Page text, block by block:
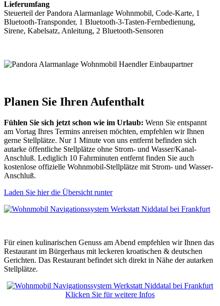
Lieferumfang
Steuerteil der Pandora Alarmanlage Wohnmobil, Code-Karte, 1
Bluetooth-Transponder, 1 Bluetooth-3-Tasten-Fernbedienung,
Sirene, Kabelsatz, Anleitung, 2 Bluetooth-Sensoren
Planen Sie Ihren Aufenthalt
Fühlen Sie sich jetzt schon wie im Urlaub: Wenn Sie entspannt
am Vortag Ihres Termins anreisen möchten, empfehlen wir Ihnen
gerne Stellplätze. Nur 1 Minute von uns entfernt befinden sich
autarke öffentliche Stellplätze ohne Strom- und Wasser/Kanal-
Anschluß. Lediglich 10 Fahrminuten entfernt finden Sie auch
kostenlose offizielle Wohnmobil-Stellplätze mit Strom- und Wasser-
Anschluß.
Laden Sie hier die Übersicht runter
Für einen kulinarischen Genuss am Abend empfehlen wir Ihnen das
Restaurant im Bürgerhaus mit leckeren kroatischen & deutschen
Gerichten. Das Restaurant befindet sich direkt in Nähe der autarken
Stellplätze.
Klicken Sie für weitere Infos